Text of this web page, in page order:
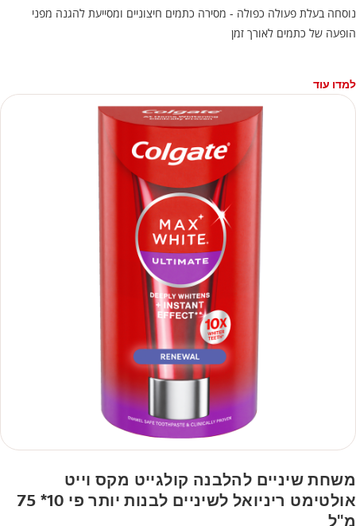
נוסחה בעלת פעולה כפולה - מסירה כתמים חיצוניים ומסייעת להגנה מפני
הופעה של כתמים לאורך זמן
למדו עוד
משחת שיניים להלבנה קולגייט מקס וייט
אולטימט ריניואל לשיניים לבנות יותר פי 10* 75
מ"ל